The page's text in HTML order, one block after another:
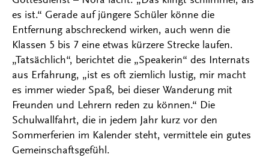
es ist.“ Gerade auf jüngere Schüler könne die
Entfernung abschreckend wirken, auch wenn die
Klassen 5 bis 7 eine etwas kürzere Strecke laufen.
„Tatsächlich“, berichtet die „Speakerin“ des Internats
aus Erfahrung, „ist es oft ziemlich lustig, mir macht
es immer wieder Spaß, bei dieser Wanderung mit
Freunden und Lehrern reden zu können.“ Die
Schulwallfahrt, die in jedem Jahr kurz vor den
Sommerferien im Kalender steht, vermittele ein gutes
Gemeinschaftsgefühl.